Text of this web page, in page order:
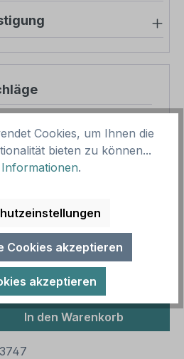
8,45 €
MwSt. zzgl. Versandkosten
im Warenkorb sind
Endpreise möglich.
den gewünschten
In den Warenkorb
Cookies, um Ihnen die
bieten zu können...
.
Cookies akzeptieren
akzeptieren